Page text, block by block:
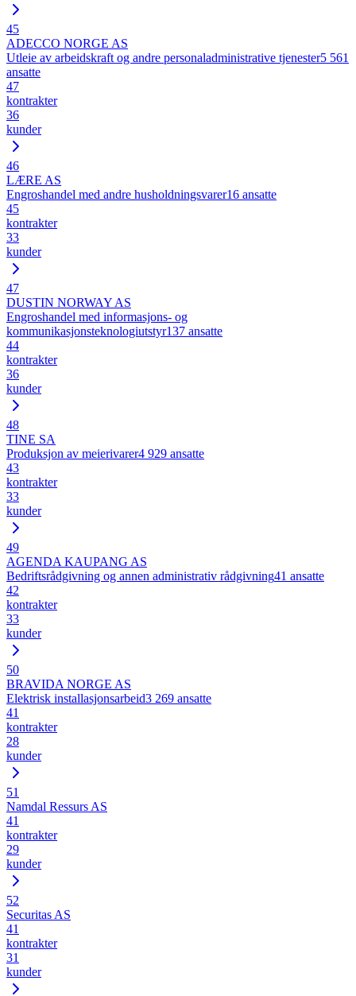
45
ADECCO NORGE AS
Utleie av arbeidskraft og andre personaladministrative tjenester5 561
ansatte
47
kontrakter
36
kunder
46
LÆRE AS
Engroshandel med andre husholdningsvarer16 ansatte
45
kontrakter
33
kunder
47
DUSTIN NORWAY AS
Engroshandel med informasjons- og
kommunikasjonsteknologiutstyr137 ansatte
44
kontrakter
36
kunder
48
TINE SA
Produksjon av meierivarer4 929 ansatte
43
kontrakter
33
kunder
49
AGENDA KAUPANG AS
Bedriftsrådgivning og annen administrativ rådgivning41 ansatte
42
kontrakter
33
kunder
50
BRAVIDA NORGE AS
Elektrisk installasjonsarbeid3 269 ansatte
41
kontrakter
28
kunder
51
Namdal Ressurs AS
41
kontrakter
29
kunder
52
Securitas AS
41
kontrakter
31
kunder